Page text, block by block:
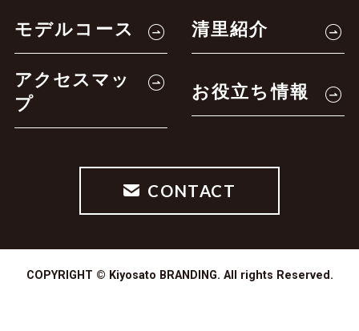
モデルコース 清里紹介
アクセスマッ
プ
お役立ち情報
CONTACT
COPYRIGHT © Kiyosato BRANDING. All rights Reserved.